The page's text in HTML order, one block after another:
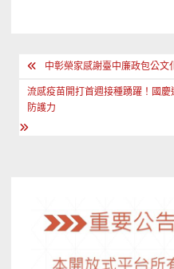
文
章
導
中彰榮家感謝臺中廉政包公文
流感疫苗開打首週接種踴躍！國
防護力